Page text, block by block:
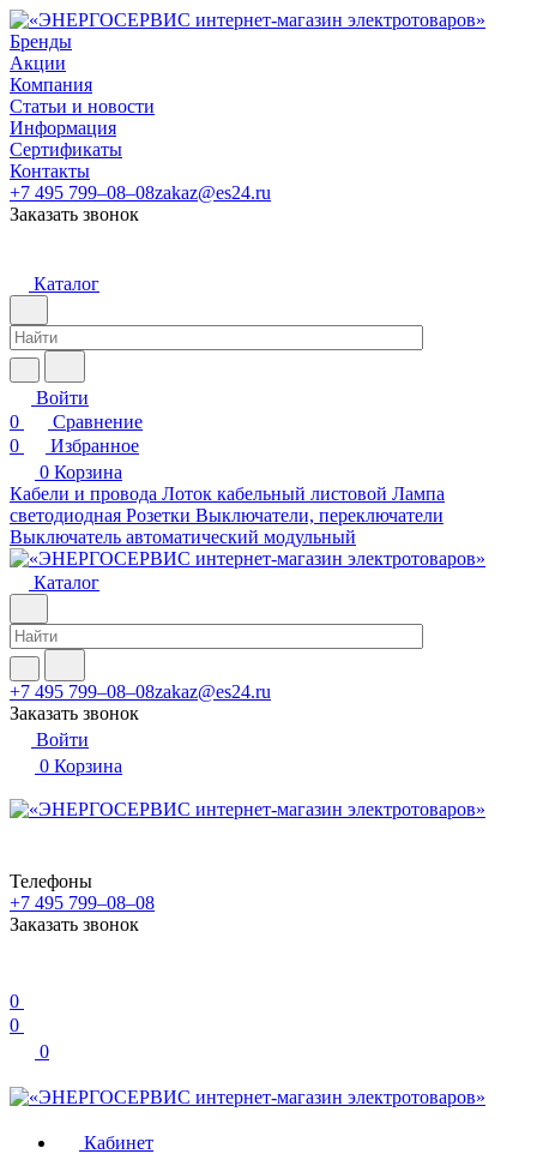
Бренды
Акции
Компания
Статьи и новости
Информация
Сертификаты
Контакты
+7 495 799–08–08zakaz@es24.ru
Заказать звонок
Каталог
Войти
0
Сравнение
0
Избранное
0 Корзина
Кабели и провода Лоток кабельный листовой Лампа
светодиодная Розетки Выключатели, переключатели
Выключатель автоматический модульный
Каталог
+7 495 799–08–08zakaz@es24.ru
Заказать звонок
Войти
0 Корзина
Телефоны
+7 495 799–08–08
Заказать звонок
0
0
0
Кабинет